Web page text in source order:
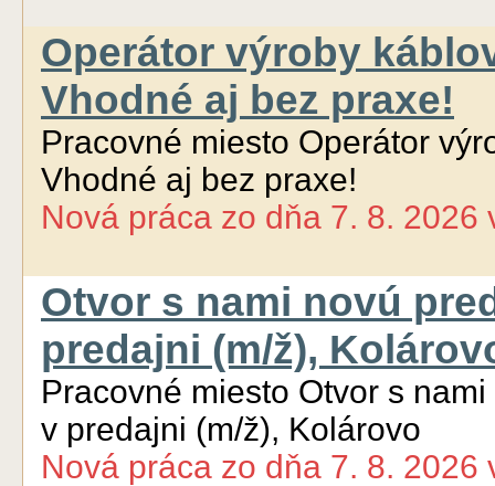
Operátor výroby
Vhodné aj bez praxe!
Pracovné miesto Operátor
Vhodné aj bez praxe!
Nová práca zo dňa 7. 8. 2026
Otvor s nami novú
predajni (m/ž),
Pracovné miesto Otvor s
v predajni (m/ž), Kolárovo
Nová práca zo dňa 7. 8. 2026